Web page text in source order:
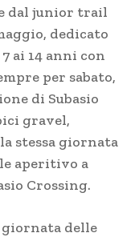
dal junior trail
dedicato
ai 14 anni con
per sabato,
di Subasio
gravel,
stessa giornata
aperitivo a
Crossing.
giornata delle